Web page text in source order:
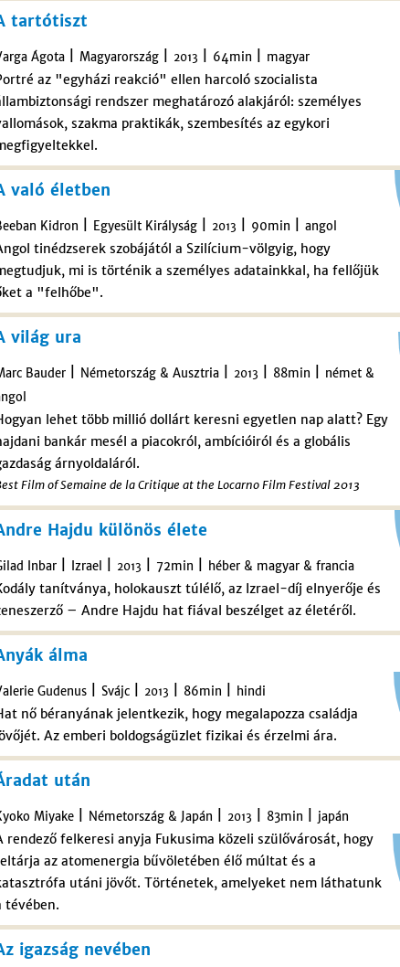
tartótiszt
Ágota Magyarország 2013 64min magyar
az "egyházi reakció" ellen harcoló szocialista
rendszer meghatározó alakjáról: személyes
szakma praktikák, szembesítés az egykori
való életben
Kidron Egyesült Királyság 2013 90min angol
tinédzserek szobájától a Szilícium-völgyig, hogy
mi is történik a személyes adatainkkal, ha fellőjük
a "felhőbe".
világ ura
Bauder Németország & Ausztria 2013 88min
német &
lehet több millió dollárt keresni egyetlen nap alatt? Egy
bankár mesél a piacokról, ambícióiról és a globális
árnyoldaláról.
Film of Semaine de la Critique at the Locarno Film Festival 2013
Hajdu különös élete
Inbar Izrael 2013 72min héber & magyar & francia
tanítványa, holokauszt túlélő, az Izrael-díj elnyerője és
– Andre Hajdu hat fiával beszélget az életéről.
álma
Gudenus Svájc 2013 86min hindi
nő béranyának jelentkezik, hogy megalapozza családja
Az emberi boldogságüzlet fizikai és érzelmi ára.
után
Miyake Németország & Japán 2013 83min japán
rendező felkeresi anyja Fukusima közeli szülővárosát, hogy
az atomenergia bűvöletében élő múltat és a
utáni jövőt. Történetek, amelyeket nem láthatunk
tévében.
igazság nevében